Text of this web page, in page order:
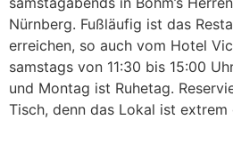
Nürnberg. Fußläufig ist das
erreichen, so auch vom Hotel
samstags von 11:30 bis 15:00
und Montag ist Ruhetag.
Tisch, denn das Lokal ist extrem